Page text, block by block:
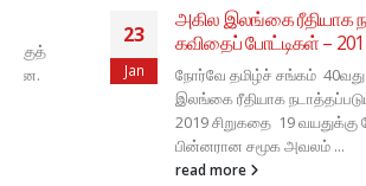
அகில இலங்கை ரீதியாக
கவிதைப் போட்டிகள் – 2019
நோர்வே தமிழ்ச் சங்கம் 40வது ஆண்டு
இலங்கை ரீதியாக நடாத்தப்படும் சிறுகதை,
2019 சிறுகதை 19 வயதுக்கு மேற்பட்டோர்
பின்னரான சமூக அவலம் ...